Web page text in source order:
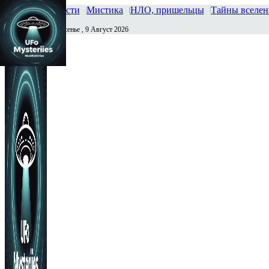
Главная Новости Мистика НЛО, пришельцы Тайны
Сегодня Воскресенье , 9 Август 2026